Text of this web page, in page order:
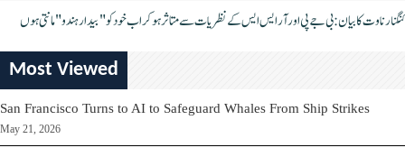
کنگنا رناوت کا بیان: بی جے پی اور آر ایس ایس کے نظریات سے متاثر ہو کر اب خود کو "بیدار ہندو" مانتی ہوں
Most Viewed
San Francisco Turns to AI to Safeguard Whales From Ship Strikes
May 21, 2026